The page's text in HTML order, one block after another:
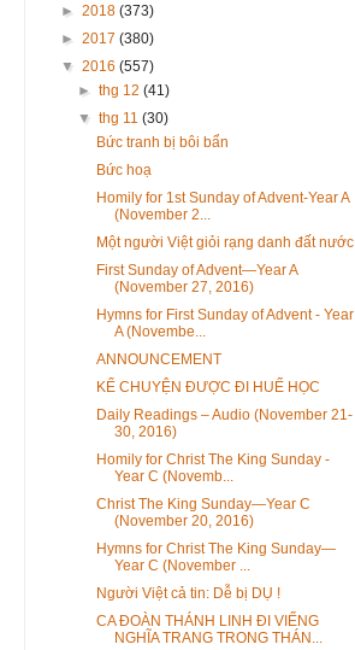
► 2018 (373)
► 2017 (380)
▼ 2016 (557)
►thg 12(41)
▼thg 11(30)
Bức tranh bị bôi bẩn
Bức hoạ
Homily for 1st Sunday of Advent-Year A
(November 2...
Một người Việt giỏi rạng danh đất nước
First Sunday of Advent—Year A
(November 27, 2016)
Hymns for First Sunday of Advent - Year
A (Novembe...
ANNOUNCEMENT
KỂ CHUYỆN ĐƯỢC ĐI HUẾ HỌC
Daily Readings – Audio (November 21-
30, 2016)
Homily for Christ The King Sunday -
Year C (Novemb...
Christ The King Sunday—Year C
(November 20, 2016)
Hymns for Christ The King Sunday—
Year C (November ...
Người Việt cả tin: Dễ bị DỤ !
CA ĐOÀN THÁNH LINH ĐI VIẾNG
NGHĨA TRANG TRONG THÁN...